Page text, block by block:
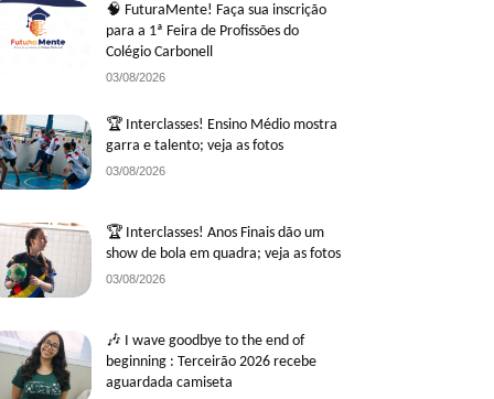
🧠 FuturaMente! Faça sua inscrição
para a 1ª Feira de Profissões do
Colégio Carbonell
03/08/2026
🏆 Interclasses! Ensino Médio mostra
garra e talento; veja as fotos
03/08/2026
🏆 Interclasses! Anos Finais dão um
show de bola em quadra; veja as fotos
03/08/2026
🎶 I wave goodbye to the end of
beginning : Terceirão 2026 recebe
aguardada camiseta